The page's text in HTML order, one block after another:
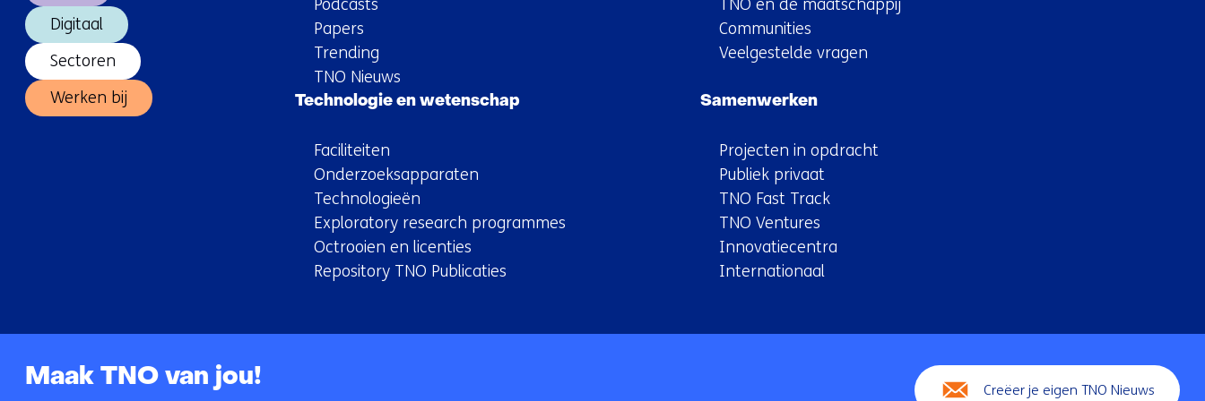
Digitaal
Sectoren
Werken bij
Podcasts
Papers
Trending
TNO Nieuws
TNO en de maatschappij
Communities
Veelgestelde vragen
Technologie en wetenschap
Faciliteiten
Onderzoeksapparaten
Technologieën
Exploratory research programmes
Octrooien en licenties
Repository TNO Publicaties
Samenwerken
Projecten in opdracht
Publiek privaat
TNO Fast Track
TNO Ventures
Innovatiecentra
Internationaal
Maak TNO van jou!
Creëer je eigen TNO Nieuws